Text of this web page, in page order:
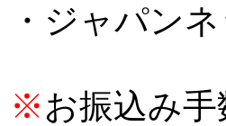
・ジャパン
※お振込み